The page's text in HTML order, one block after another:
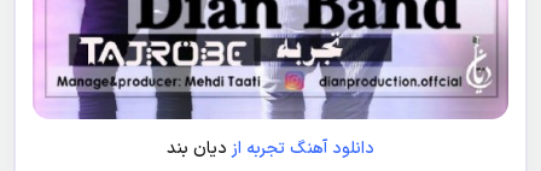
دانلود آهنگ تجربه از دیان بند